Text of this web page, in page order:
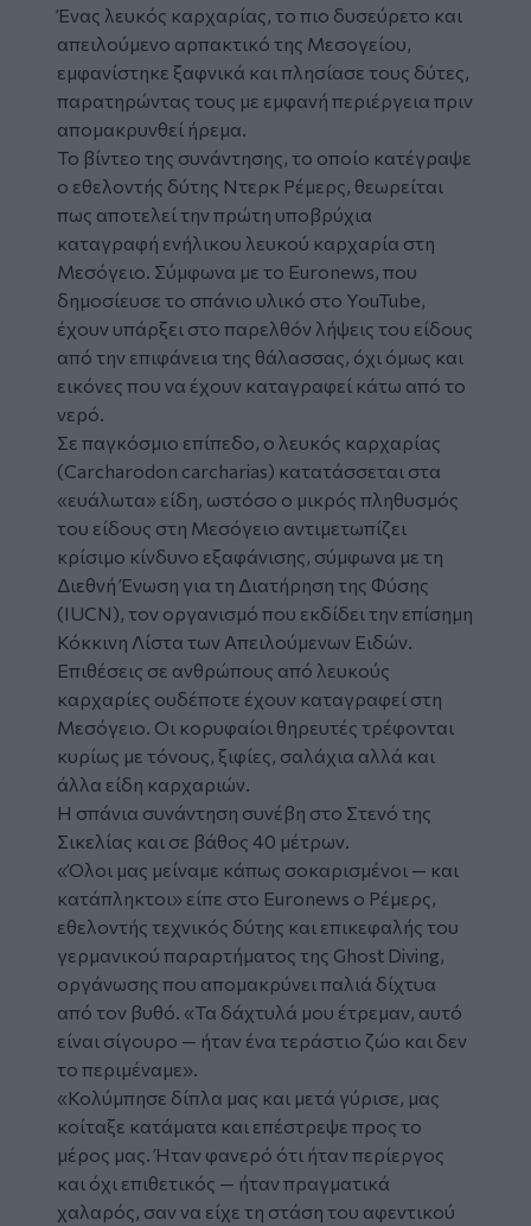
Ένας λευκός καρχαρίας, το πιο δυσεύρετο και
απειλούμενο αρπακτικό της Μεσογείου,
εμφανίστηκε ξαφνικά και πλησίασε τους δύτες,
παρατηρώντας τους με εμφανή περιέργεια πριν
απομακρυνθεί ήρεμα.
Το βίντεο της συνάντησης, το οποίο κατέγραψε
ο εθελοντής δύτης Ντερκ Ρέμερς, θεωρείται
πως αποτελεί την πρώτη υποβρύχια
καταγραφή ενήλικου λευκού καρχαρία στη
Μεσόγειο. Σύμφωνα με το Euronews, που
δημοσίευσε το σπάνιο υλικό στο YouTube,
έχουν υπάρξει στο παρελθόν λήψεις του είδους
από την επιφάνεια της θάλασσας, όχι όμως και
εικόνες που να έχουν καταγραφεί κάτω από το
νερό.
Σε παγκόσμιο επίπεδο, ο λευκός καρχαρίας
(Carcharodon carcharias) κατατάσσεται στα
«ευάλωτα» είδη, ωστόσο ο μικρός πληθυσμός
του είδους στη Μεσόγειο αντιμετωπίζει
κρίσιμο κίνδυνο εξαφάνισης, σύμφωνα με τη
Διεθνή Ένωση για τη Διατήρηση της Φύσης
(IUCN), τον οργανισμό που εκδίδει την επίσημη
Κόκκινη Λίστα των Απειλούμενων Ειδών.
Επιθέσεις σε ανθρώπους από λευκούς
καρχαρίες ουδέποτε έχουν καταγραφεί στη
Μεσόγειο. Οι κορυφαίοι θηρευτές τρέφονται
κυρίως με τόνους, ξιφίες, σαλάχια αλλά και
άλλα είδη καρχαριών.
Η σπάνια συνάντηση συνέβη στο Στενό της
Σικελίας και σε βάθος 40 μέτρων.
«Όλοι μας μείναμε κάπως σοκαρισμένοι — και
κατάπληκτοι» είπε στο Euronews ο Ρέμερς,
εθελοντής τεχνικός δύτης και επικεφαλής του
γερμανικού παραρτήματος της Ghost Diving,
οργάνωσης που απομακρύνει παλιά δίχτυα
από τον βυθό. «Τα δάχτυλά μου έτρεμαν, αυτό
είναι σίγουρο — ήταν ένα τεράστιο ζώο και δεν
το περιμέναμε».
«Κολύμπησε δίπλα μας και μετά γύρισε, μας
κοίταξε κατάματα και επέστρεψε προς το
μέρος μας. Ήταν φανερό ότι ήταν περίεργος
και όχι επιθετικός — ήταν πραγματικά
χαλαρός, σαν να είχε τη στάση του αφεντικού